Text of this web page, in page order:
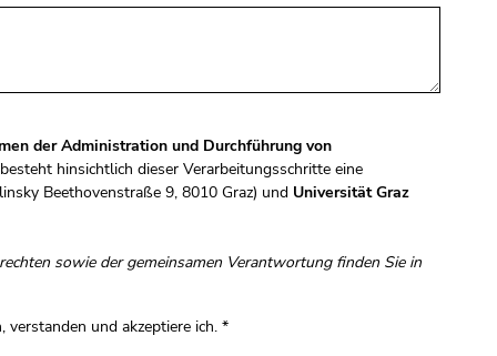
der Administration und Durchführung von
hinsichtlich dieser Verarbeitungsschritte eine
Beethovenstraße 9, 8010 Graz) und Universität Graz
sowie der gemeinsamen Verantwortung finden Sie in
verstanden und akzeptiere ich.*